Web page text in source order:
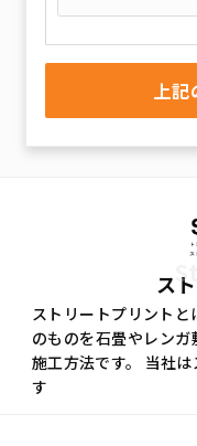
ス
ストリートプリント
のものを石畳やレン
施工方法です。 当社
す